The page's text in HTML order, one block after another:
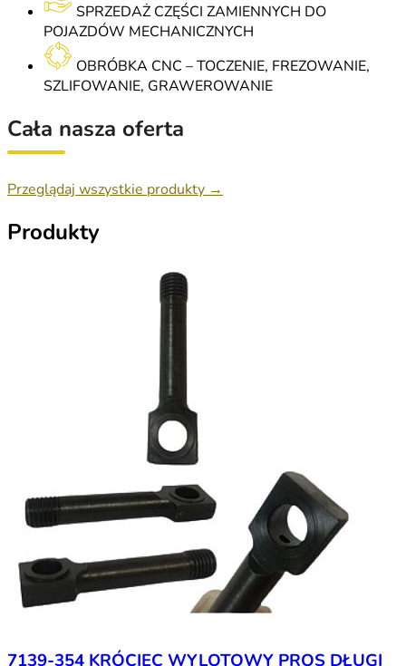
SPRZEDAŻ CZĘŚCI ZAMIENNYCH DO
POJAZDÓW MECHANICZNYCH
OBRÓBKA CNC – TOCZENIE, FREZOWANIE,
SZLIFOWANIE, GRAWEROWANIE
Cała nasza oferta
Przeglądaj wszystkie produkty →
Produkty
7139-354 KRÓCIEC WYLOTOWY PROS DŁUGI